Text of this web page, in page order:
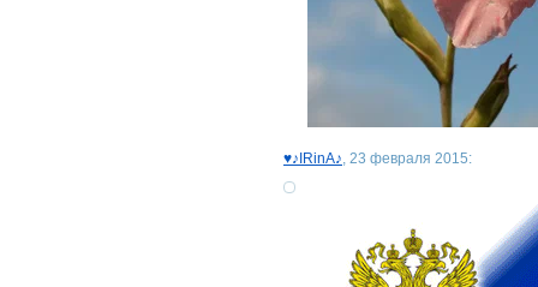
♥♪IRinA♪, 23 февраля 2015: